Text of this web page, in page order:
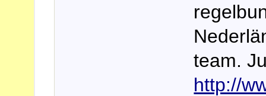
team.
http://